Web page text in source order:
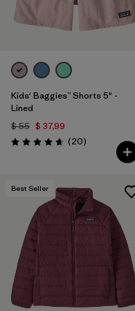
Kids' Baggies™ Shorts 5" -
Lined
$ 55 $ 37,99
Valoración: 4.7 / 5
(20Comentarios
)
Best Seller